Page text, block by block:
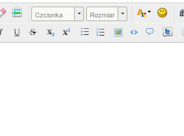
Czcionka Rozmiar